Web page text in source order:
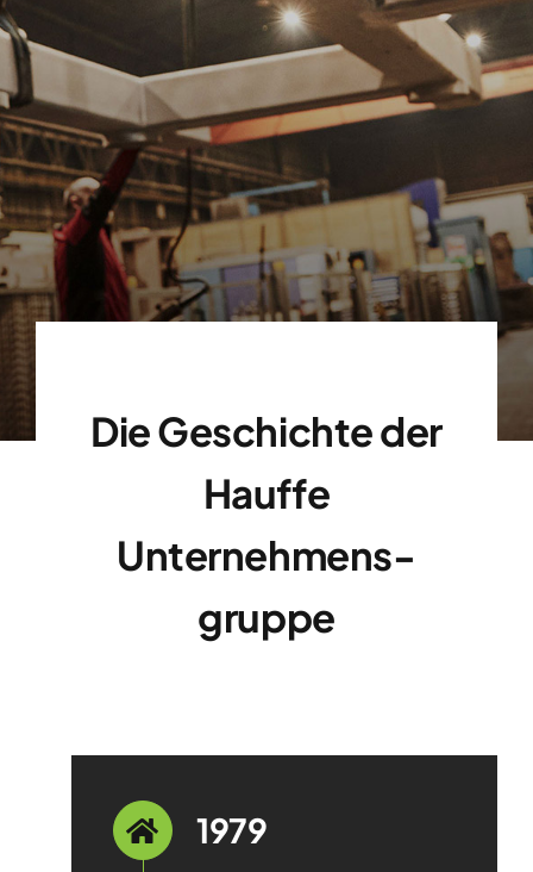
Mission und Ziele
Die Geschichte der
Hauffe
Unternehmens­
gruppe
1979